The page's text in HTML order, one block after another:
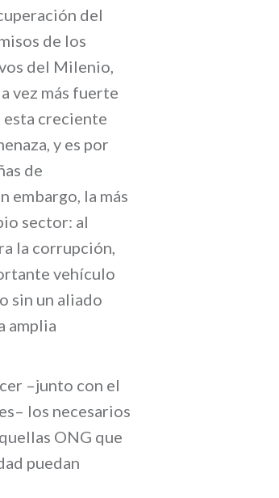
del
de los
del Milenio,
vez más fuerte
esta creciente
y es por
de
embargo, la más
sector: al
la corrupción,
vehículo
sin un aliado
amplia
–junto con el
los necesarios
ONG que
puedan